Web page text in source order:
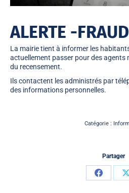
ALERTE -
La mairie tient à informer les
actuellement passer pour des agents
du recensement.
Ils contactent les administrés par
des informations personnelles.
Catégorie :
Partager
Partager